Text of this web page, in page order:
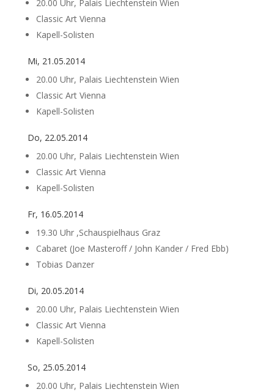
20.00 Uhr, Palais Liechtenstein Wien
Classic Art Vienna
Kapell-Solisten
Mi, 21.05.2014
20.00 Uhr, Palais Liechtenstein Wien
Classic Art Vienna
Kapell-Solisten
Do, 22.05.2014
20.00 Uhr, Palais Liechtenstein Wien
Classic Art Vienna
Kapell-Solisten
Fr, 16.05.2014
19.30 Uhr ,Schauspielhaus Graz
Cabaret (Joe Masteroff / John Kander / Fred Ebb)
Tobias Danzer
Di, 20.05.2014
20.00 Uhr, Palais Liechtenstein Wien
Classic Art Vienna
Kapell-Solisten
So, 25.05.2014
20.00 Uhr, Palais Liechtenstein Wien